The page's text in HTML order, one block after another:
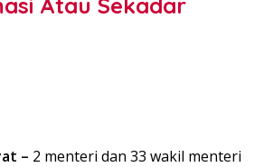
– 2 menteri dan 33 wakil menteri